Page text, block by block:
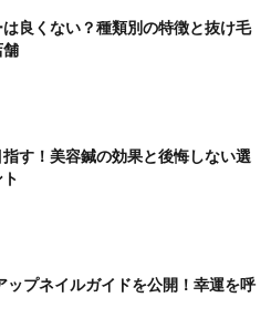
良くない？種類別の特徴と抜け毛
舗
す！美容鍼の効果と後悔しない選
ップネイルガイドを公開！幸運を呼